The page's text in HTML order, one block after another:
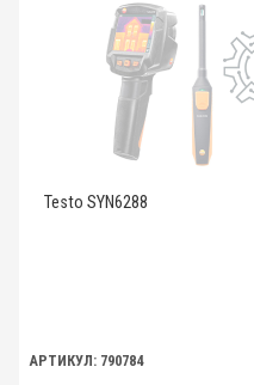
Testo SYN6288
АРТИКУЛ: 790784